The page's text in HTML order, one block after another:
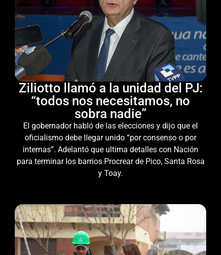
Ziliotto llamó a la unidad del PJ:
“todos nos necesitamos, no
sobra nadie”
El gobernador habló de las elecciones y dijo que el
oficialismo debe llegar unido “por consenso o por
internas”. Adelantó que ultima detalles con Nación
para terminar los barrios Procrear de Pico, Santa Rosa
y Toay.